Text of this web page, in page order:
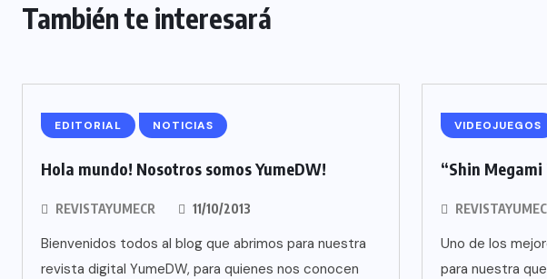
También te interesará
EDITORIAL NOTICIAS
Hola mundo! Nosotros somos YumeDW!
REVISTAYUMECR 11/10/2013
Bienvenidos todos al blog que abrimos para nuestra
revista digital YumeDW, para quienes nos conocen
VIDEOJUEGOS
“Shin
Uno de los
para nuestra